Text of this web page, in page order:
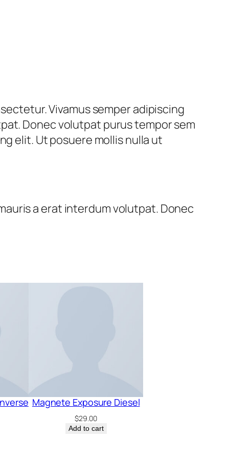
Vivamus semper adipiscing
Donec volutpat purus tempor sem
elit. Ut posuere mollis nulla ut
a erat interdum volutpat. Donec
Magnete Exposure Diesel
$29.00
Add to cart